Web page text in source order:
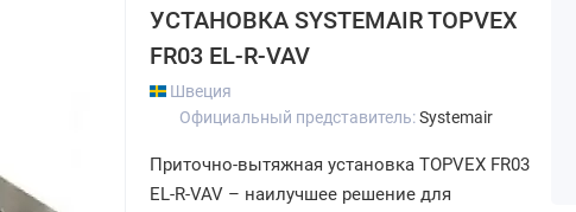
УСТАНОВКА SYSTEMAIR TOPVEX
FR03 EL-R-VAV
Швеция
Официальный представитель:Systemair
Приточно-вытяжная установка TOPVEX FR03
EL-R-VAV – наилучшее решение для